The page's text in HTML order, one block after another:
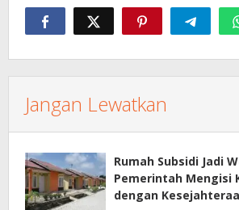
Jangan Lewatkan
Rumah Subsidi Jadi
Pemerintah Mengisi
dengan